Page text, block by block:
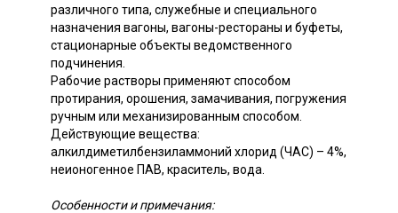
различного типа, служебные и специального
назначения вагоны, вагоны-рестораны и буфеты,
стационарные объекты ведомственного
подчинения.
Рабочие растворы применяют способом
протирания, орошения, замачивания, погружения
ручным или механизированным способом.
Действующие вещества:
алкилдиметилбензиламмоний хлорид (ЧАС) – 4%,
неионогенное ПАВ, краситель, вода.
Особенности и примечания: